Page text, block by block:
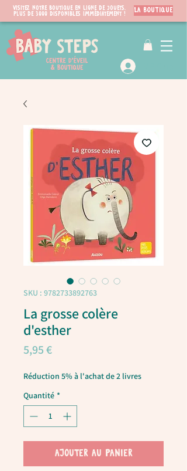
Visitez notre boutique en ligne de jouets.
PLUS de 3000 disponibles immédiatement !
LA BOUTIQUE
SKU : 9782733892763
La grosse colère
d'esther
5,95 €Prix
Réduction 5% à l'achat de 2 livres
Quantité *
AJOUTER AU PANIER